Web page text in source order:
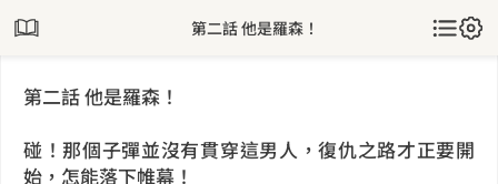
第二話 他是羅森！
第二話 他是羅森！
碰！那個子彈並沒有貫穿這男人，復仇之路才正要開
始，怎能落下帷幕！